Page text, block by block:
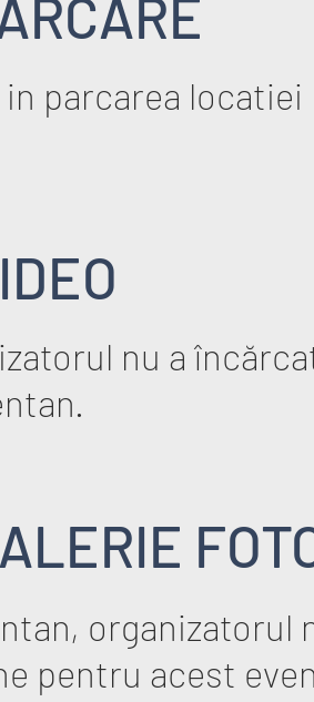
parcarea locatiei
nu a
organizatorul
pentru acest